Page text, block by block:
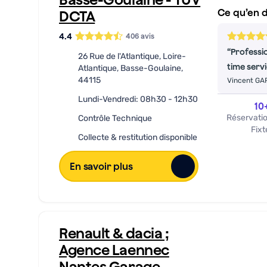
DCTA
4.4 406 avis
26 Rue de l'Atlantique, Loire-
Atlantique, Basse-Goulaine,
44115
Lundi-Vendredi: 08h30 - 12h30
Contrôle Technique
Collecte & restitution disponible
En savoir plus
Ce qu’en
time
Vincent
10
Renault & dacia ;
Agence Laennec